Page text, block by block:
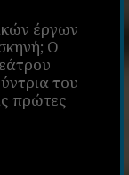
έργων
Ο
του
πρώτες